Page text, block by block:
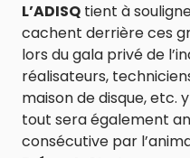
L’ADISQ tient à
cachent derrière ces
lors du gala privé de
réalisateurs,
maison de disque, etc.
tout sera également
consécutive par